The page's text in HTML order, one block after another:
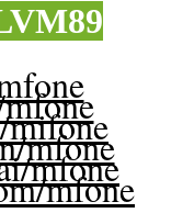
mfone
mfone
mfone